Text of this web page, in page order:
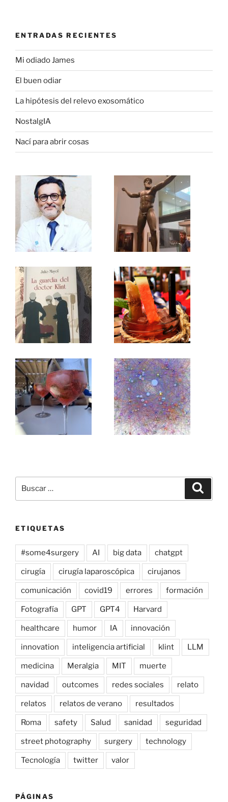
ENTRADAS RECIENTES
Mi odiado James
El buen odiar
La hipótesis del relevo exosomático
NostalgIA
Nací para abrir cosas
por:
ETIQUETAS
#some4surgery AI big data chatgpt
cirugía cirugía laparoscópica cirujanos
comunicación covid19 errores formación
Fotografía GPT GPT4 Harvard
healthcare humor IA innovación
innovation inteligencia artificial klint LLM
medicina Meralgia MIT muerte
navidad outcomes redes sociales relato
relatos relatos de verano resultados
Roma safety Salud sanidad seguridad
street photography surgery technology
Tecnología twitter valor
PÁGINAS